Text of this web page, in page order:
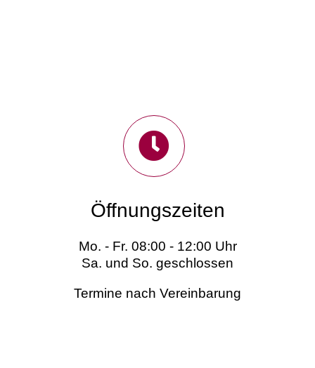
Öffnungszeiten
Mo. - Fr. 08:00 - 12:00 Uhr
Sa. und So. geschlossen
Termine nach Vereinbarung